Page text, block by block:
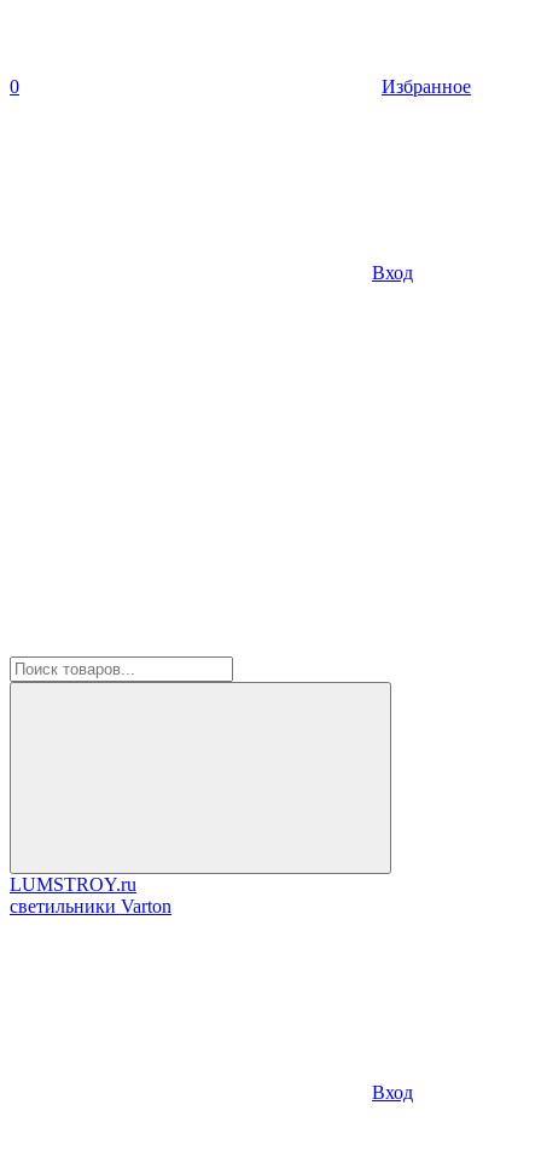
0 Избранное
Вход
LUMSTROY.ru
cветильники Varton
Вход